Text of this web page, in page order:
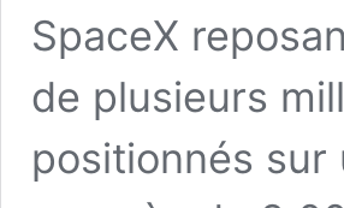
SpaceX
de plusieurs
positionnés